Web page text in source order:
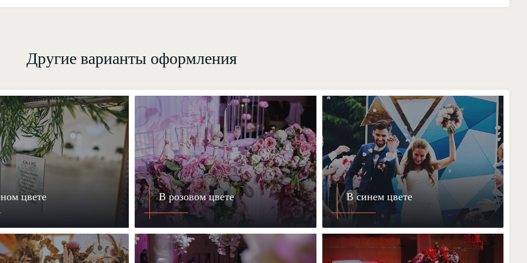
Другие варианты оформления
цвете В розовом цвете В синем цвете